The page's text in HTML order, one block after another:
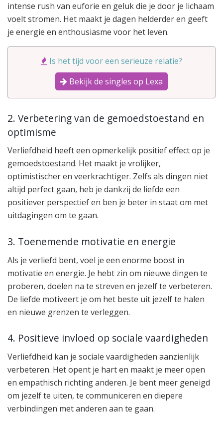
intense rush van euforie en geluk die je door je lichaam
voelt stromen. Het maakt je dagen helderder en geeft
je energie en enthousiasme voor het leven.
Is het tijd voor een serieuze relatie?
Bekijk de singles op Lexa
2. Verbetering van de gemoedstoestand en
optimisme
Verliefdheid heeft een opmerkelijk positief effect op je
gemoedstoestand. Het maakt je vrolijker,
optimistischer en veerkrachtiger. Zelfs als dingen niet
altijd perfect gaan, heb je dankzij de liefde een
positiever perspectief en ben je beter in staat om met
uitdagingen om te gaan.
3. Toenemende motivatie en energie
Als je verliefd bent, voel je een enorme boost in
motivatie en energie. Je hebt zin om nieuwe dingen te
proberen, doelen na te streven en jezelf te verbeteren.
De liefde motiveert je om het beste uit jezelf te halen
en nieuwe grenzen te verleggen.
4. Positieve invloed op sociale vaardigheden
Verliefdheid kan je sociale vaardigheden aanzienlijk
verbeteren. Het opent je hart en maakt je meer open
en empathisch richting anderen. Je bent meer geneigd
om jezelf te uiten, te communiceren en diepere
verbindingen met anderen aan te gaan.